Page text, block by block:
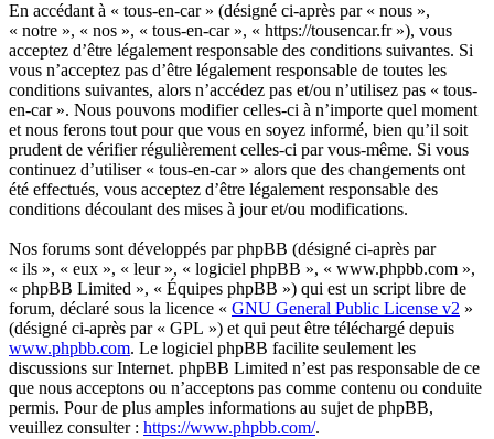
En accédant à « tous-en-car » (désigné ci-après par « nous »,
« notre », « nos », « tous-en-car », « https://tousencar.fr »), vous
acceptez d’être légalement responsable des conditions suivantes. Si
vous n’acceptez pas d’être légalement responsable de toutes les
conditions suivantes, alors n’accédez pas et/ou n’utilisez pas « tous-
en-car ». Nous pouvons modifier celles-ci à n’importe quel moment
et nous ferons tout pour que vous en soyez informé, bien qu’il soit
prudent de vérifier régulièrement celles-ci par vous-même. Si vous
continuez d’utiliser « tous-en-car » alors que des changements ont
été effectués, vous acceptez d’être légalement responsable des
conditions découlant des mises à jour et/ou modifications.
Nos forums sont développés par phpBB (désigné ci-après par
« ils », « eux », « leur », « logiciel phpBB », « www.phpbb.com »,
« phpBB Limited », « Équipes phpBB ») qui est un script libre de
forum, déclaré sous la licence « GNU General Public License v2 »
(désigné ci-après par « GPL ») et qui peut être téléchargé depuis
www.phpbb.com. Le logiciel phpBB facilite seulement les
discussions sur Internet. phpBB Limited n’est pas responsable de ce
que nous acceptons ou n’acceptons pas comme contenu ou conduite
permis. Pour de plus amples informations au sujet de phpBB,
veuillez consulter : https://www.phpbb.com/.